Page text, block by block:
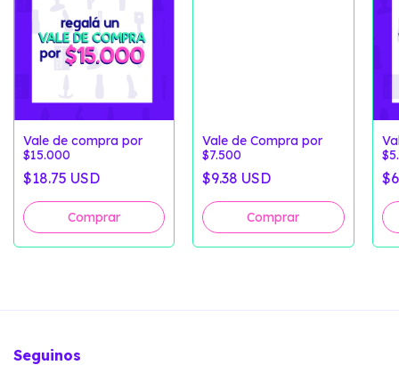
Vale de compra por
$15.000
$18.75 USD
Vale de Compra por
$7.500
$9.38 USD
Seguinos